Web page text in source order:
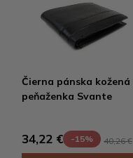
Čierna pánska kožená
peňaženka Svante
34,22 € -15% 40,26 €